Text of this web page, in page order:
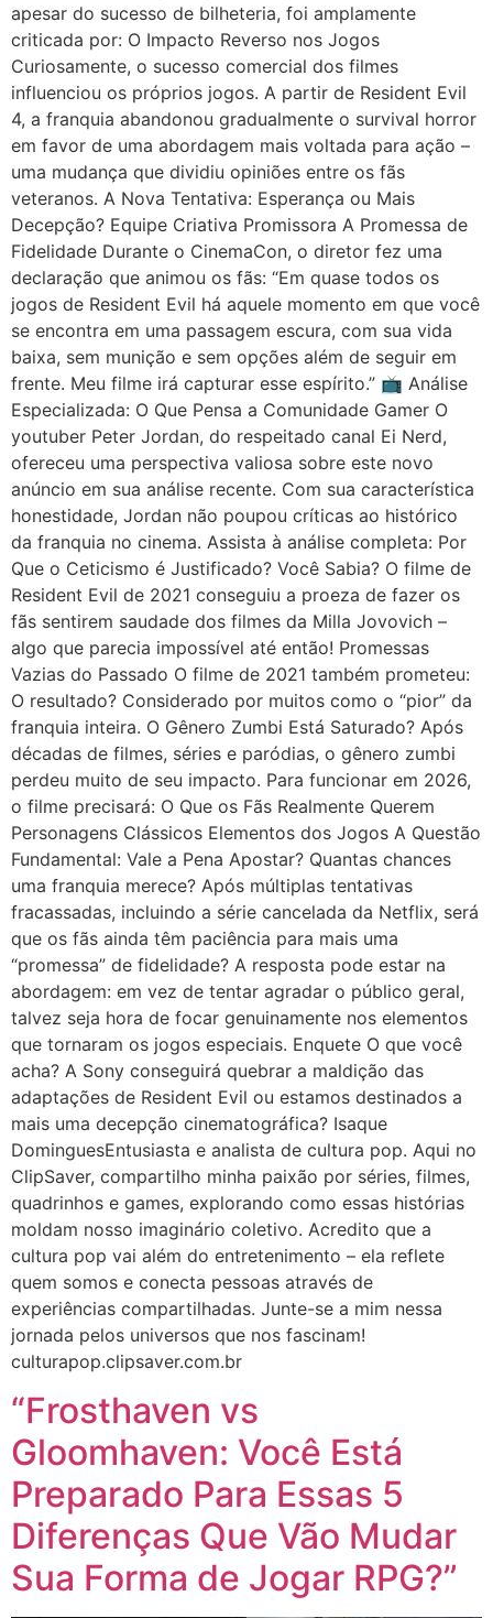
apesar do sucesso de bilheteria, foi amplamente
criticada por: O Impacto Reverso nos Jogos
Curiosamente, o sucesso comercial dos filmes
influenciou os próprios jogos. A partir de Resident Evil
4, a franquia abandonou gradualmente o survival horror
em favor de uma abordagem mais voltada para ação –
uma mudança que dividiu opiniões entre os fãs
veteranos. A Nova Tentativa: Esperança ou Mais
Decepção? Equipe Criativa Promissora A Promessa de
Fidelidade Durante o CinemaCon, o diretor fez uma
declaração que animou os fãs: “Em quase todos os
jogos de Resident Evil há aquele momento em que você
se encontra em uma passagem escura, com sua vida
baixa, sem munição e sem opções além de seguir em
frente. Meu filme irá capturar esse espírito.” 📺 Análise
Especializada: O Que Pensa a Comunidade Gamer O
youtuber Peter Jordan, do respeitado canal Ei Nerd,
ofereceu uma perspectiva valiosa sobre este novo
anúncio em sua análise recente. Com sua característica
honestidade, Jordan não poupou críticas ao histórico
da franquia no cinema. Assista à análise completa: Por
Que o Ceticismo é Justificado? Você Sabia? O filme de
Resident Evil de 2021 conseguiu a proeza de fazer os
fãs sentirem saudade dos filmes da Milla Jovovich –
algo que parecia impossível até então! Promessas
Vazias do Passado O filme de 2021 também prometeu:
O resultado? Considerado por muitos como o “pior” da
franquia inteira. O Gênero Zumbi Está Saturado? Após
décadas de filmes, séries e paródias, o gênero zumbi
perdeu muito de seu impacto. Para funcionar em 2026,
o filme precisará: O Que os Fãs Realmente Querem
Personagens Clássicos Elementos dos Jogos A Questão
Fundamental: Vale a Pena Apostar? Quantas chances
uma franquia merece? Após múltiplas tentativas
fracassadas, incluindo a série cancelada da Netflix, será
que os fãs ainda têm paciência para mais uma
“promessa” de fidelidade? A resposta pode estar na
abordagem: em vez de tentar agradar o público geral,
talvez seja hora de focar genuinamente nos elementos
que tornaram os jogos especiais. Enquete O que você
acha? A Sony conseguirá quebrar a maldição das
adaptações de Resident Evil ou estamos destinados a
mais uma decepção cinematográfica? Isaque
DominguesEntusiasta e analista de cultura pop. Aqui no
ClipSaver, compartilho minha paixão por séries, filmes,
quadrinhos e games, explorando como essas histórias
moldam nosso imaginário coletivo. Acredito que a
cultura pop vai além do entretenimento – ela reflete
quem somos e conecta pessoas através de
experiências compartilhadas. Junte-se a mim nessa
jornada pelos universos que nos fascinam!
culturapop.clipsaver.com.br
“Frosthaven vs
Gloomhaven: Você Está
Preparado Para Essas 5
Diferenças Que Vão Mudar
Sua Forma de Jogar RPG?”